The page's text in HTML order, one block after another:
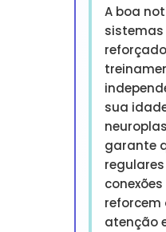
A boa
sistemas
sua
garante
reforcem
atenção